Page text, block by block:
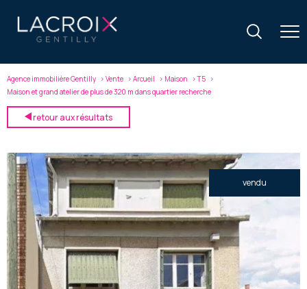
Agence immobilière Gentilly Vente Arcueil Maison
T5
Maison et grand atelier de plus de 320 m dans quartier recherche
retour aux résultats
vendu